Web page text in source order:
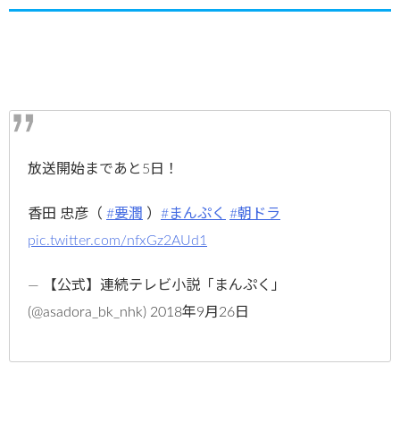
放送開始まであと5日！
香田 忠彦（ #要潤 ） #まんぷく #朝ドラ
pic.twitter.com/nfxGz2AUd1
— 【公式】連続テレビ小説「まんぷく」
(@asadora_bk_nhk) 2018年9月26日